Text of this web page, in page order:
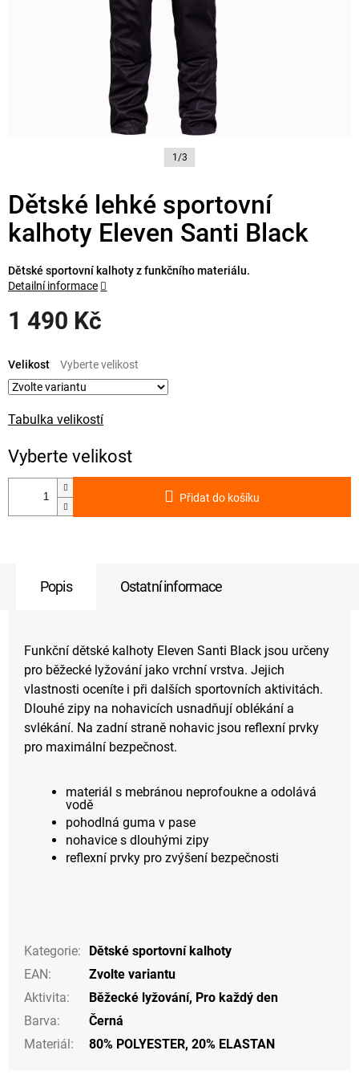
1/3
Dětské lehké sportovní
kalhoty Eleven Santi Black
1 490 Kč
cena:
Tabulka velikostí
Velikost
Přidat do košíku
Dětské sportovní kalhoty z funkčního materiálu.
Detailní informace
Popis Ostatní informace
Funkční dětské kalhoty Eleven Santi Black jsou určeny
pro běžecké lyžování jako vrchní vrstva. Jejich
vlastnosti oceníte i při dalších sportovních aktivitách.
Dlouhé zipy na nohavicích usnadňují oblékání a
svlékání. Na zadní straně nohavic jsou reflexní prvky
pro maximální bezpečnost.
materiál s mebránou neprofoukne a odolává
vodě
pohodlná guma v pase
nohavice s dlouhými zipy
reflexní prvky pro zvýšení bezpečnosti
Kategorie:
Dětské sportovní kalhoty
EAN:
Zvolte variantu
Aktivita: Běžecké lyžování, Pro každý den
Barva:
Černá
Materiál: 80% POLYESTER, 20% ELASTAN